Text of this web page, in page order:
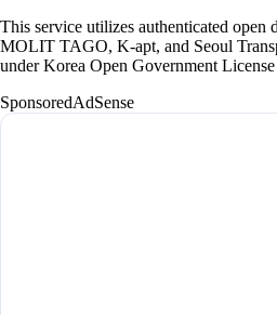
This service utilizes authenticated open
MOLIT TAGO, K-apt, and Seoul
under Korea Open Government
SponsoredAdSense